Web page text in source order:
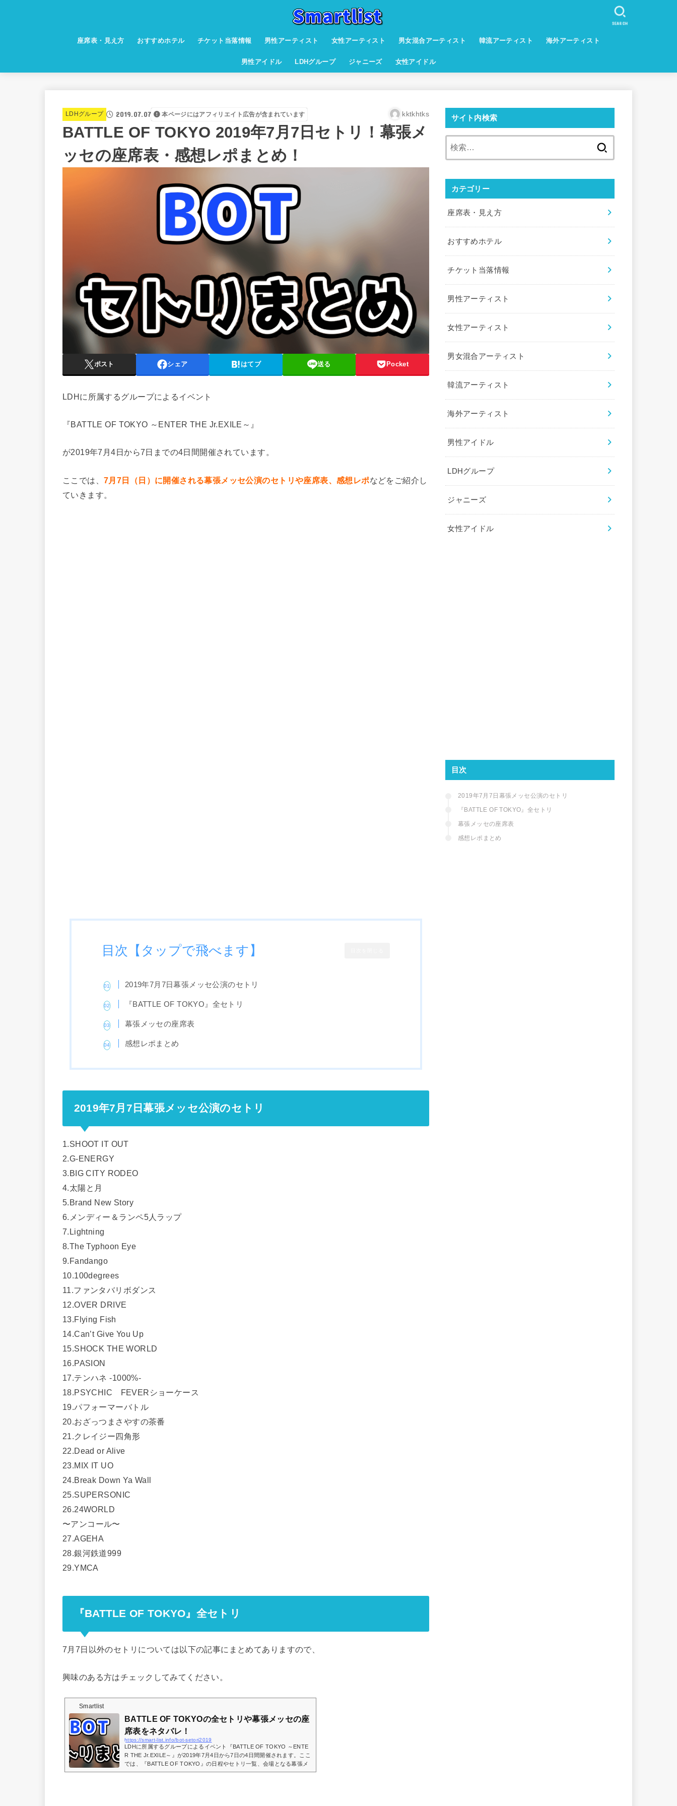
座席表・見え方 おすすめホテル チケット当落情報 男性アーティスト 女性アーティスト 男女混合アーティスト 韓流アーティスト 海外アーティスト
男性アイドル LDHグループ ジャニーズ 女性アイドル
SEARCH
LDHグループ 2019.07.07 本ページにはアフィリエイト広告が含まれています kktkhtks
BATTLE OF TOKYO 2019年7月7日セトリ！幕張メ
ッセの座席表・感想レポまとめ！
ポスト シェア はてブ 送る Pocket
LDHに所属するグループによるイベント
『BATTLE OF TOKYO ～ENTER THE Jr.EXILE～』
が2019年7月4日から7日までの4日間開催されています。
ここでは、7月7日（日）に開催される幕張メッセ公演のセトリや座席表、感想レポなどをご紹介し
ていきます。
目次【タップで飛べます】
2019年7月7日幕張メッセ公演のセトリ
『BATTLE OF TOKYO』全セトリ
幕張メッセの座席表
感想レポまとめ
2019年7月7日幕張メッセ公演のセトリ
1.SHOOT IT OUT
2.G-ENERGY
3.BIG CITY RODEO
4.太陽と月
5.Brand New Story
6.メンディー＆ランペ5人ラップ
7.Lightning
8.The Typhoon Eye
9.Fandango
10.100degrees
11.ファンタバリボダンス
12.OVER DRIVE
13.Flying Fish
14.Can’t Give You Up
15.SHOCK THE WORLD
16.PASION
17.テンハネ -1000%-
18.PSYCHIC FEVERショーケース
19.パフォーマーバトル
20.おざっつまさやすの茶番
21.クレイジー四角形
22.Dead or Alive
23.MIX IT UO
24.Break Down Ya Wall
25.SUPERSONIC
26.24WORLD
〜アンコール〜
27.AGEHA
28.銀河鉄道999
29.YMCA
『BATTLE OF TOKYO』全セトリ
7月7日以外のセトリについては以下の記事にまとめてありますので、
興味のある方はチェックしてみてください。
Smartlist
BATTLE OF TOKYOの全セトリや幕張メッセの座
席表をネタバレ！
https://smart-list.info/bot-setori2019
LDHに所属するグループによるイベント『BATTLE OF TOKYO ～ENTE
R THE Jr.EXILE～』が2019年7月4日から7日の4日間開催されます。ここ
では、『BATTLE OF TOKYO』の日程やセトリ一覧、会場となる幕張メ
ッセの座席表をネタバレしていきます。(adsbygoogle = window.adsbygo
サイト内検索
カテゴリー
座席表・見え方
おすすめホテル
チケット当落情報
男性アーティスト
女性アーティスト
男女混合アーティスト
韓流アーティスト
海外アーティスト
男性アイドル
LDHグループ
ジャニーズ
女性アイドル
目次
2019年7月7日幕張メッセ公演のセトリ
『BATTLE OF TOKYO』全セトリ
幕張メッセの座席表
感想レポまとめ